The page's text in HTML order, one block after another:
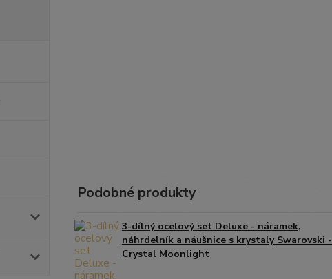
Podobné produkty
3-dílný ocelový set Deluxe - náramek,
náhrdelník a náušnice s krystaly Swarovski -
Crystal Moonlight